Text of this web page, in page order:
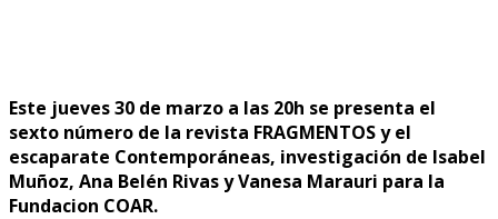
Este jueves 30 de marzo a las 20h se presenta el
sexto número de la revista FRAGMENTOS y el
escaparate Contemporáneas, investigación de Isabel
Muñoz, Ana Belén Rivas y Vanesa Marauri para la
Fundacion COAR.